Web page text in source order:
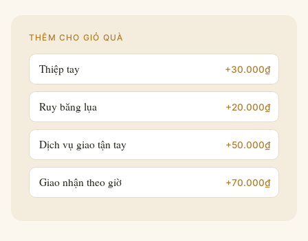
THÊM CHO GIỎ QUÀ
Thiệp tay +30.000₫
Ruy băng lụa +20.000₫
Dịch vụ giao tận tay +50.000₫
Giao nhận theo giờ +70.000₫